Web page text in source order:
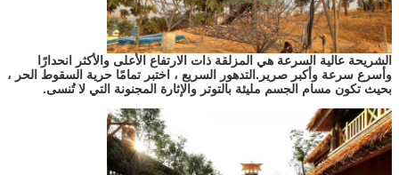
الشريحة عالية السرعة هي المزلقة ذات الارتفاع الأعلى والأكثر انحدارًا
وأسرع سرعة وأكبر صرير.التدهور السريع ، اختبر تمامًا حرية السقوط الحر ،
بحيث تكون مسام الجسم مليئة بالتوتر والإثارة المجنونة التي لا تُنسى.